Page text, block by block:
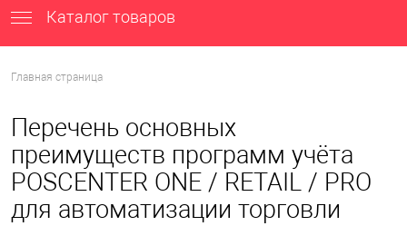
Каталог товаров
Главная страница
Перечень основных
преимуществ программ учёта
POSCENTER ONE / RETAIL / PRO
для автоматизации торговли